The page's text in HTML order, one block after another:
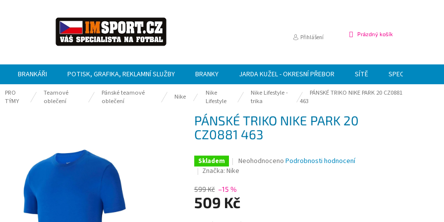
Přihlášení
NÁKUPNÍ
Prázdný košík
BRANKÁŘI POTISK, GRAFIKA, REKLAMNÍ SLUŽBY BRANKY JARDA KUŽEL - OKRESNÍ PŘEBOR SÍTĚ SPECIÁLNÍ NABÍDKA
PRO
TÝMY
Teamové
oblečení
Pánské teamové
oblečení
Nike
Nike
Lifestyle
Nike Lifestyle -
trika
PÁNSKÉ TRIKO NIKE PARK 20 CZ0881
463
PÁNSKÉ TRIKO NIKE PARK 20
CZ0881 463
Skladem
Průměrné
hodnocení
0,0
z
Neohodnoceno Podrobnosti hodnocení
Značka:Nike
599 Kč –15 %
509 Kč